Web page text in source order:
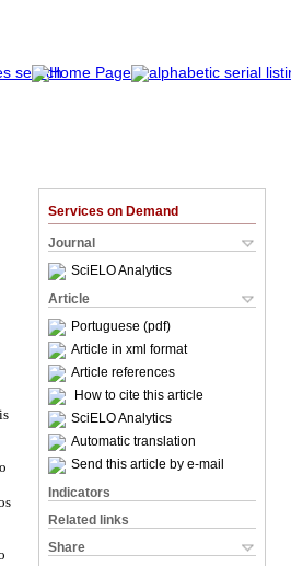
Services on Demand
Journal
SciELO Analytics
Article
Portuguese (pdf)
Article in xml format
Article references
How to cite this article
SciELO Analytics
Automatic translation
Send this article by e-mail
Indicators
Related links
Share